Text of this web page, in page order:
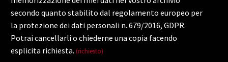
secondo quanto stabilito dal regolamento europeo per
la protezione dei dati personali n. 679/2016, GDPR.
Potrai cancellarli o chiederne una copia facendo
esplicita richiesta. (richiesto)